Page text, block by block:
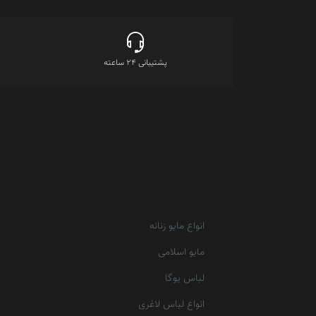
پشتیبانی 24 ساعته
انواع مایو زنانه
مایو اسلامی
لباس یوگا
انواع لباس لاغری